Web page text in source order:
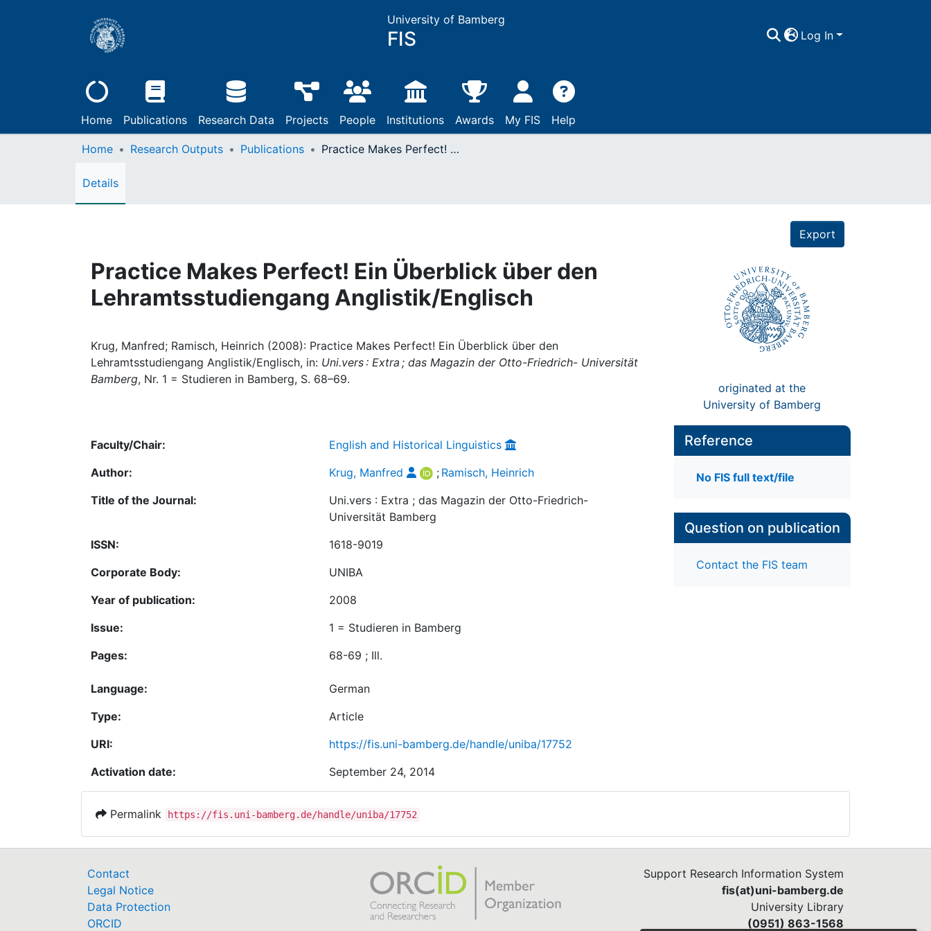
University of Bamberg
FIS Log In
Home Publications Research Data Projects People Institutions Awards My FIS Help
Home Research Outputs Publications Practice Makes Perfect! Ein Überblick über den Lehramtsstudiengang Anglistik/Englisch
Details
Export
Practice Makes Perfect! Ein Überblick über den
Lehramtsstudiengang Anglistik/Englisch
Krug, Manfred; Ramisch, Heinrich (2008): Practice Makes Perfect! Ein Überblick über den
Lehramtsstudiengang Anglistik/Englisch, in: Uni.vers : Extra ; das Magazin der Otto-Friedrich- Universität
Bamberg, Nr. 1 = Studieren in Bamberg, S. 68–69.
originated at the
University of Bamberg
Faculty/Chair:
English and Historical Linguistics
Author:
Krug, Manfred ; Ramisch, Heinrich
Title of the Journal:
Uni.vers : Extra ; das Magazin der Otto-Friedrich-
Universität Bamberg
ISSN:
1618-9019
Corporate Body:
UNIBA
Year of publication:
2008
Issue:
1 = Studieren in Bamberg
Pages:
68-69 ; Ill.
Language:
German
Type:
Article
URI:
https://fis.uni-bamberg.de/handle/uniba/17752
Activation date:
September 24, 2014
Reference
No FIS full text/file
Question on publication
Contact the FIS team
Permalink https://fis.uni-bamberg.de/handle/uniba/17752
Contact
Legal Notice
Data Protection
ORCID
Support Research Information System
fis(at)uni-bamberg.de
University Library
(0951) 863-1568